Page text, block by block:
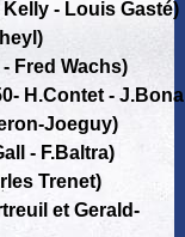
Kelly - Louis Gasté)
Fred Wachs)
- H.Contet -
Joeguy)
- F.Baltra)
Trenet)
et Gerald-